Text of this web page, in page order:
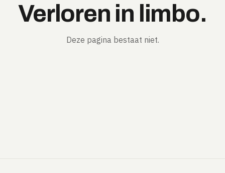
Verloren in limbo.
Deze pagina bestaat niet.